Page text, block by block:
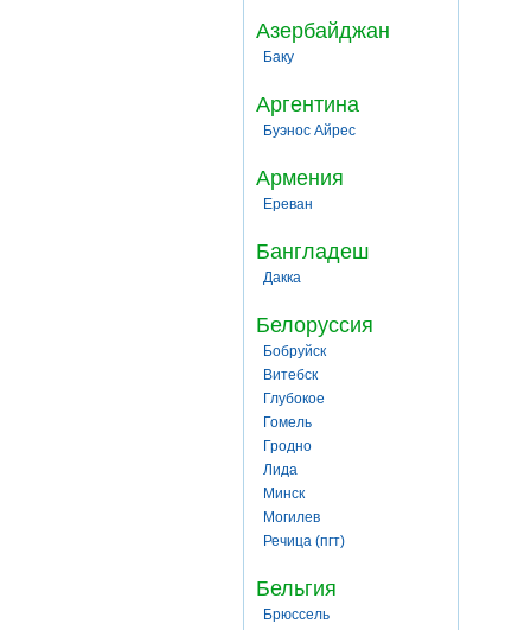
Азербайджан
Баку
Аргентина
Буэнос Айрес
Армения
Ереван
Бангладеш
Дакка
Белоруссия
Бобруйск
Витебск
Глубокое
Гомель
Гродно
Лида
Минск
Могилев
Речица (пгт)
Бельгия
Брюссель